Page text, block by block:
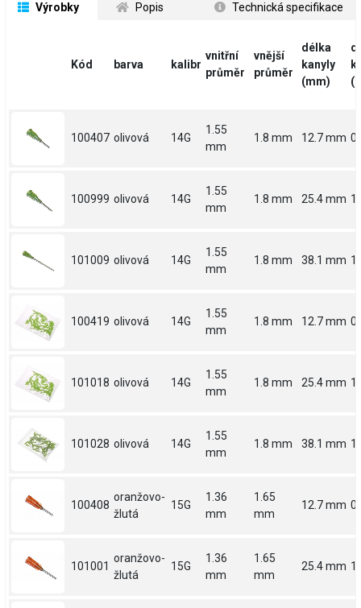
Výrobky Popis Technická specifikace
Kód barva kalibr
vnitřní
průměr
vnější
průměr
délka
kanyly
(mm)
100407 olivová 14G
1.55
mm
1.8 mm 12.7 mm
100999 olivová 14G
1.55
mm
1.8 mm 25.4 mm 1
101009 olivová 14G
1.55
mm
1.8 mm 38.1 mm
100419 olivová 14G
1.55
mm
1.8 mm 12.7 mm
101018 olivová 14G
1.55
mm
1.8 mm 25.4 mm 1
101028 olivová 14G
1.55
mm
1.8 mm 38.1 mm
100408
oranžovo-
žlutá
15G
1.36
mm
1.65
mm
12.7 mm
101001
oranžovo-
žlutá
15G
1.36
mm
1.65
mm
25.4 mm 1